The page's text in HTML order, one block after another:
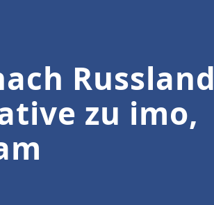
Russland
zu imo,